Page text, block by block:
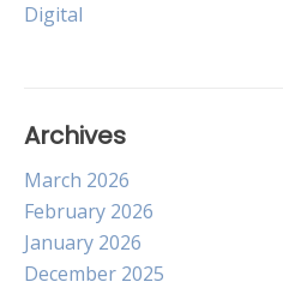
navigation
Digital
Archives
March 2026
February 2026
January 2026
December 2025